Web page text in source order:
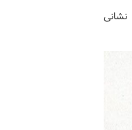
به نشانی